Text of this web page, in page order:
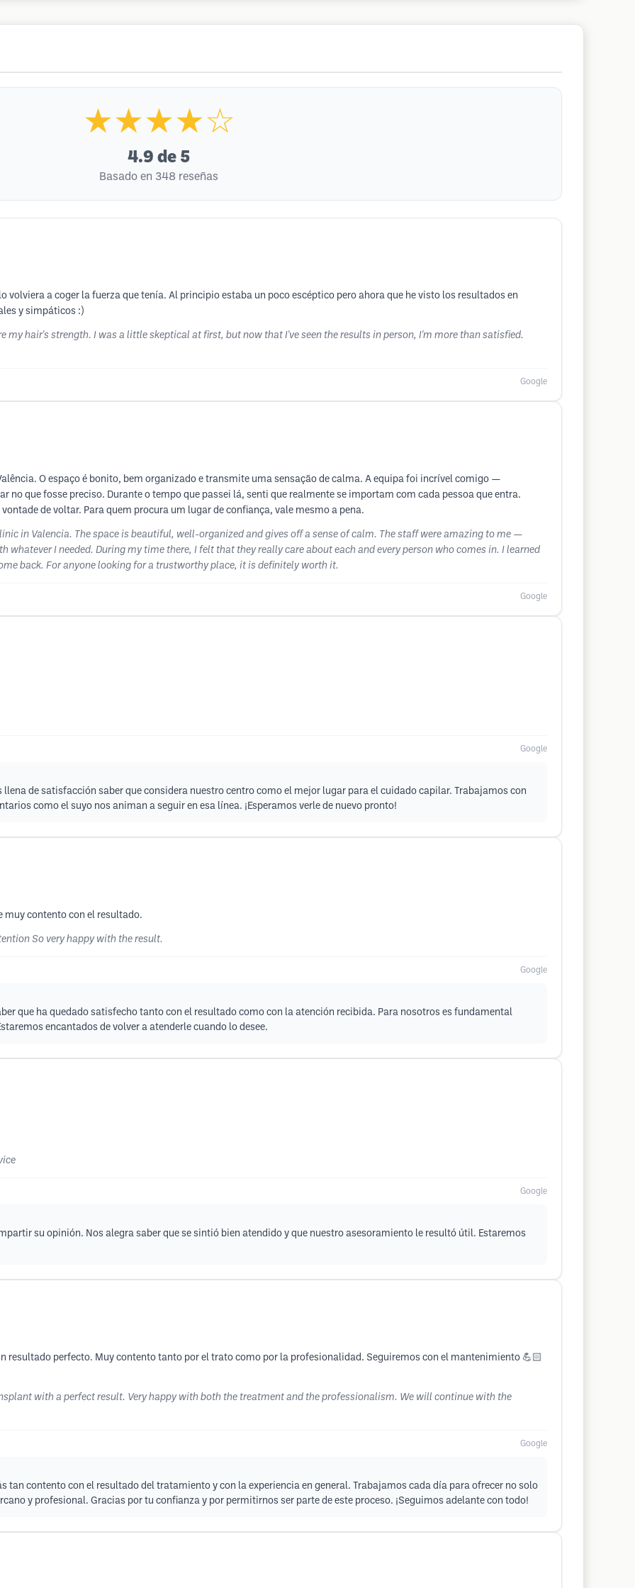
★★★★☆
4.9 de 5
Basado en 348 reseñas
volviera a coger la fuerza que tenía. Al principio estaba un poco escéptico pero ahora que he visto los resultados en
y simpáticos :)
my hair's strength. I was a little skeptical at first, but now that I've seen the results in person, I'm more than satisfied.
Google
O espaço é bonito, bem organizado e transmite uma sensação de calma. A equipa foi incrível comigo —
no que fosse preciso. Durante o tempo que passei lá, senti que realmente se importam com cada pessoa que entra.
de voltar. Para quem procura um lugar de confiança, vale mesmo a pena.
in Valencia. The space is beautiful, well-organized and gives off a sense of calm. The staff were amazing to me —
I needed. During my time there, I felt that they really care about each and every person who comes in. I learned
back. For anyone looking for a trustworthy place, it is definitely worth it.
Google
Google
de satisfacción saber que considera nuestro centro como el mejor lugar para el cuidado capilar. Trabajamos con
como el suyo nos animan a seguir en esa línea. ¡Esperamos verle de nuevo pronto!
muy contento con el resultado.
So very happy with the result.
Google
que ha quedado satisfecho tanto con el resultado como con la atención recibida. Para nosotros es fundamental
encantados de volver a atenderle cuando lo desee.
Google
su opinión. Nos alegra saber que se sintió bien atendido y que nuestro asesoramiento le resultó útil. Estaremos
resultado perfecto. Muy contento tanto por el trato como por la profesionalidad. Seguiremos con el mantenimiento 💪🏻
with a perfect result. Very happy with both the treatment and the professionalism. We will continue with the
Google
tan contento con el resultado del tratamiento y con la experiencia en general. Trabajamos cada día para ofrecer no solo
y profesional. Gracias por tu confianza y por permitirnos ser parte de este proceso. ¡Seguimos adelante con todo!